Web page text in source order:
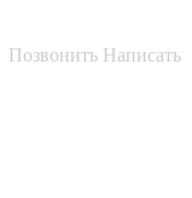
Позвонить Написать